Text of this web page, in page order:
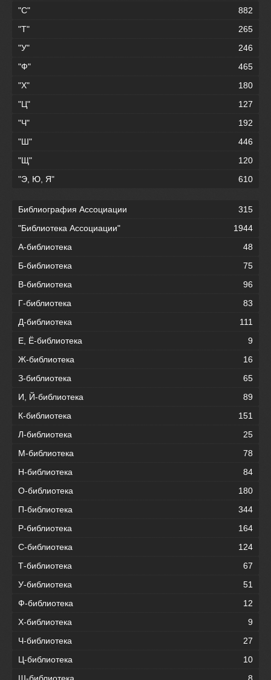
"С"
882
"Т"
265
"У"
246
"Ф"
465
"Х"
180
"Ц"
127
"Ч"
192
"Ш"
446
"Щ"
120
"Э, Ю, Я"
610
Библиография Ассоциации
315
"Библиотека Ассоциации"
1944
А-библиотека
48
Б-библиотека
75
В-библиотека
96
Г-библиотека
83
Д-библиотека
111
Е, Ё-библиотека
9
Ж-библиотека
16
З-библиотека
65
И, Й-библиотека
89
К-библиотека
151
Л-библиотека
25
М-библиотека
78
Н-библиотека
84
О-библиотека
180
П-библиотека
344
Р-библиотека
164
С-библиотека
124
Т-библиотека
67
У-библиотека
51
Ф-библиотека
12
Х-библиотека
9
Ч-библиотека
27
Ц-библиотека
10